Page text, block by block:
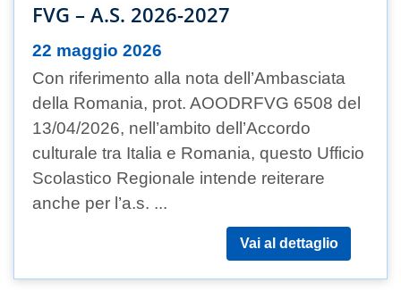
FVG – A.S. 2026-2027
22 maggio 2026
Con riferimento alla nota dell’Ambasciata
della Romania, prot. AOODRFVG 6508 del
13/04/2026, nell’ambito dell’Accordo
culturale tra Italia e Romania, questo Ufficio
Scolastico Regionale intende reiterare
anche per l’a.s. ...
Vai al dettaglio